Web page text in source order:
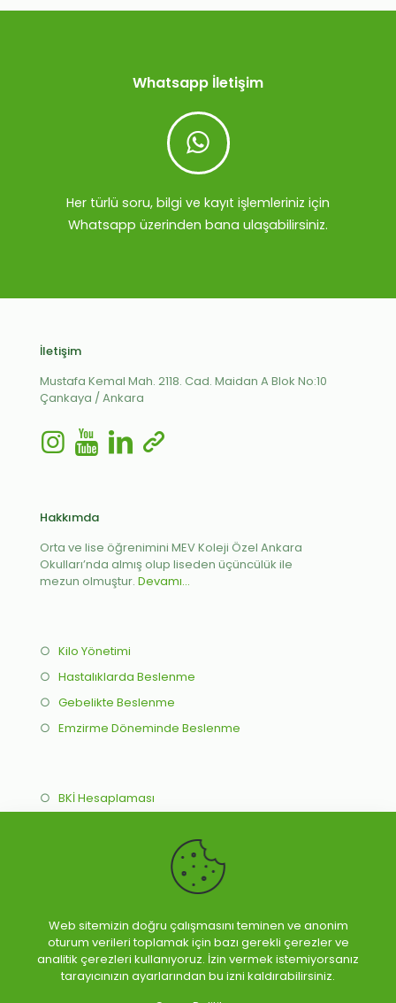
Whatsapp İletişim
Her türlü soru, bilgi ve kayıt işlemleriniz için
Whatsapp üzerinden bana ulaşabilirsiniz.
İletişim
Mustafa Kemal Mah. 2118. Cad. Maidan A Blok No:10
Çankaya / Ankara
Hakkımda
Orta ve lise öğrenimini MEV Koleji Özel Ankara
Okulları’nda almış olup liseden üçüncülük ile
mezun olmuştur. Devamı...
○ Kilo Yönetimi
○ Hastalıklarda Beslenme
○ Gebelikte Beslenme
○ Emzirme Döneminde Beslenme
○ BKİ Hesaplaması
Online Beslenme Programı
Yüz Yüze Beslenme Programı
Web sitemizin doğru çalışmasını teminen ve anonim
oturum verileri toplamak için bazı gerekli çerezler ve
analitik çerezleri kullanıyoruz. İzin vermek istemiyorsanız
tarayıcınızın ayarlarından bu izni kaldırabilirsiniz.